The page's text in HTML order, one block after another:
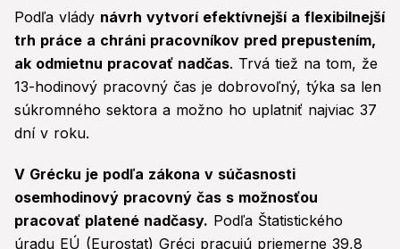
Podľa vlády návrh vytvorí efektívnejší a flexibilnejší
trh práce a chráni pracovníkov pred prepustením,
ak odmietnu pracovať nadčas. Trvá tiež na tom, že
13-hodinový pracovný čas je dobrovoľný, týka sa len
súkromného sektora a možno ho uplatniť najviac 37
dní v roku.
V Grécku je podľa zákona v súčasnosti
osemhodinový pracovný čas s možnosťou
pracovať platené nadčasy. Podľa Štatistického
úradu EÚ (Eurostat) Gréci pracujú priemerne 39,8